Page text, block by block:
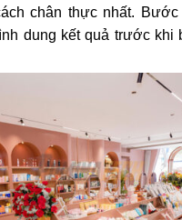
chân thực nhất.
dung kết quả trước khi